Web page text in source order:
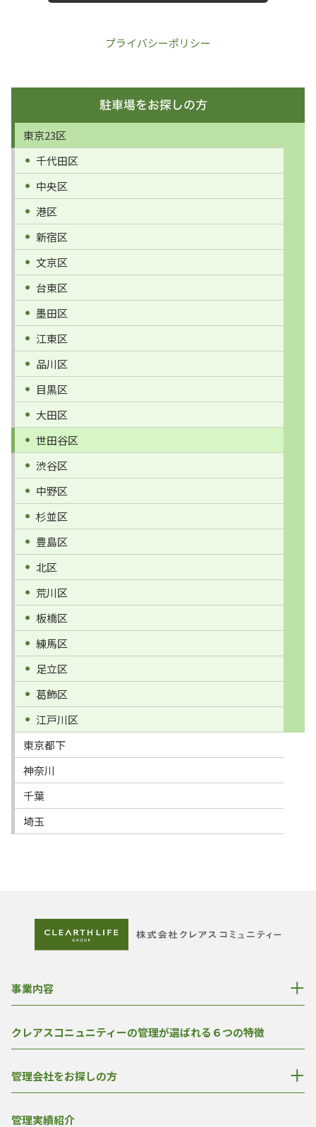
プライバシーポリシー
東京23区
千代田区
中央区
港区
新宿区
文京区
台東区
墨田区
江東区
品川区
目黒区
大田区
世田谷区
渋谷区
中野区
杉並区
豊島区
北区
荒川区
板橋区
練馬区
足立区
葛飾区
江戸川区
東京都下
神奈川
千葉
埼玉
事業内容
クレアスコニュニティーの管理が選ばれる６つの特徴
管理会社をお探しの方
管理実績紹介